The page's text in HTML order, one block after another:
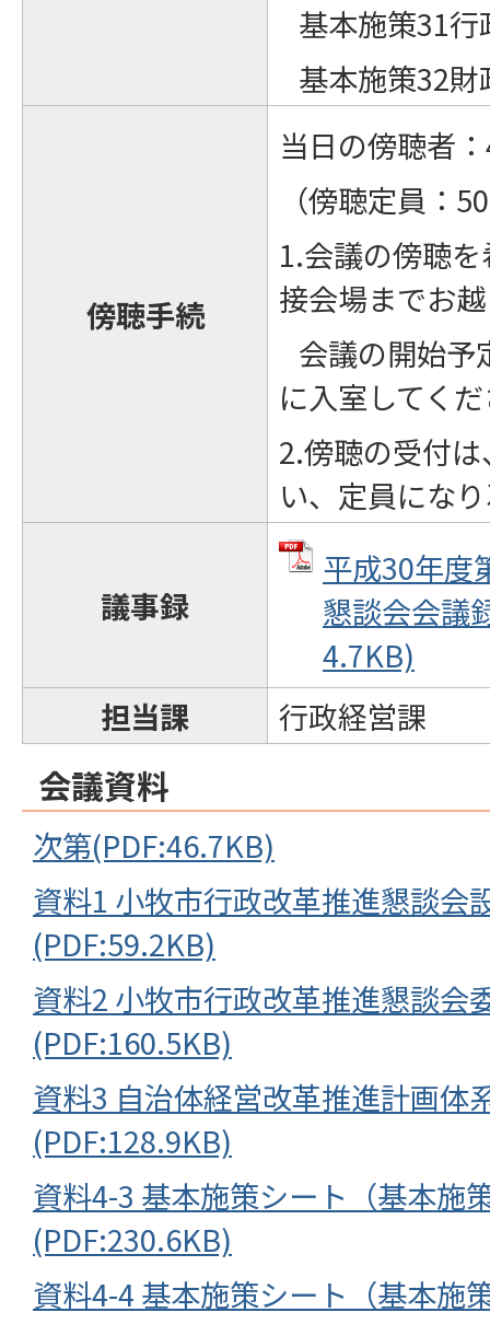
基本施策31行
基本施策32財
傍聴手続
当日の傍聴者
（傍聴定員：
1.会議の傍聴
接会場までお
会議の開始予
に入室してく
2.傍聴の受付
い、定員にな
議事録
平成30年度
懇談会会議
4.7KB)
担当課
行政経営課
会議資料
次第(PDF:46.7KB)
資料1 小牧市行政改革推進懇談会
(PDF:59.2KB)
資料2 小牧市行政改革推進懇談会
(PDF:160.5KB)
資料3 自治体経営改革推進計画体
(PDF:128.9KB)
資料4-3 基本施策シート（基本施
(PDF:230.6KB)
資料4-4 基本施策シート（基本施